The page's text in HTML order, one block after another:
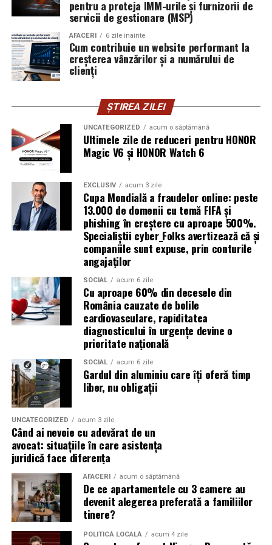
vigilența utilizatorului rămâne prima linie de apărare”,
explică Horațiu Șimon, Chief Technology Officer
cyber_Folks România.
Subiectul a fost semnalat și de FBI, care a inclus în
informările din ultima lună amenințările asociate
operațiuni de dezinformare.
Avertismentele publice s-au concentrat în principal
asupra fanilor și infrastructurii orașelor gazdă, însă
specialiștii atrag atenția că firmele pot fi afectate
inclusiv atunci când nu au nicio legătură directă cu
industria sportului, turismului sau vânzarea de bilete.
Atacurile sunt mai eficiente în contextul
evenimentelor globale
Campaniile de phishing asociate evenimentelor
importante profită de interesul public ridicat, de
presiunea timpului și de teama utilizatorilor că ar putea
pierde o ofertă sau o oportunitate. Mesajele care anunță
ultimele bilete disponibile, acces limitat la o transmisie
sau câștigarea unui premiu pot determina utilizatorii să
reacționeze înainte de a verifica sursa.
Turneul se încheie pe 19 iulie, iar specialiștii anticipează
o intensificare a activității frauduloase în perioada
finalei. Printre cele mai utilizate pretexte se numără
transmisiunile pirat, biletele revândute, pariurile,
tombolele, concursurile și falsele oferte de călătorie.
Pentru a răspunde riscurilor tot mai complexe,
cyber_Folks a lansat la finalul lunii iunie robo_Folks,
primul asistent AI integrat într-un panou de hosting
din România. Acesta poate efectua, la cererea
utilizatorului, un audit al securității site-ului, care
include verificarea certificatelor SSL, a configurărilor
pentru a proteja IMM-urile și furnizorii de
servicii de gestionare (MSP)
AFACERI 6 zile inainte
Cum contribuie un website performant la
creșterea vânzărilor și a numărului de
clienți
ȘTIREA ZILEI
UNCATEGORIZED acum o săptămână
Ultimele zile de reduceri pentru HONOR
Magic V6 și HONOR Watch 6
EXCLUSIV acum 3 zile
Cupa Mondială a fraudelor online: peste
13.000 de domenii cu temă FIFA și
phishing în creștere cu aproape 500%.
Specialiștii cyber_Folks avertizează că și
companiile sunt expuse, prin conturile
angajaților
SOCIAL acum 6 zile
Cu aproape 60% din decesele din
România cauzate de bolile
cardiovasculare, rapiditatea
diagnosticului în urgențe devine o
prioritate națională
SOCIAL acum 6 zile
Gardul din aluminiu care îți oferă timp
liber, nu obligații
UNCATEGORIZED acum 3 zile
Când ai nevoie cu adevărat de un
avocat: situațiile în care asistența
juridică face diferența
AFACERI acum o săptămână
De ce apartamentele cu 3 camere au
devenit alegerea preferată a familiilor
tinere?
POLITICĂ LOCALĂ acum 4 zile